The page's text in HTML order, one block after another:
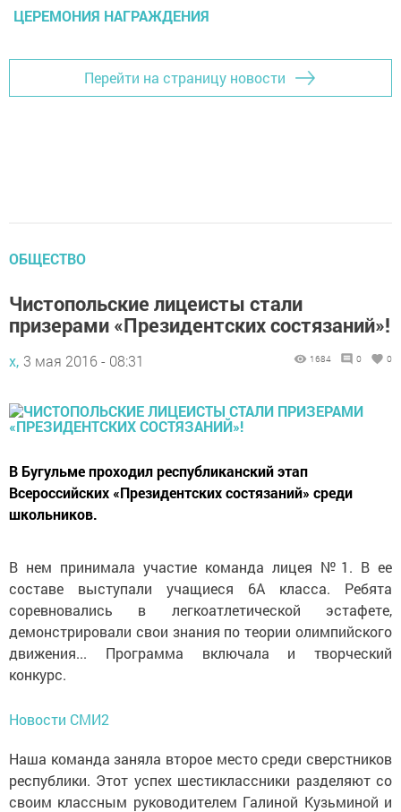
ЦЕРЕМОНИЯ НАГРАЖДЕНИЯ
Перейти на страницу новости
ОБЩЕСТВО
Чистопольские лицеисты стали
призерами «Президентских состязаний»!
х, 3 мая 2016 - 08:31 1684 0 0
В Бугульме проходил республиканский этап
Всероссийских «Президентских состязаний» среди
школьников.
В нем принимала участие команда лицея №1. В ее
составе выступали учащиеся 6А класса. Ребята
соревновались в легкоатлетической эстафете,
демонстрировали свои знания по теории олимпийского
движения... Программа включала и творческий
конкурс.
Новости СМИ2
Наша команда заняла второе место среди сверстников
республики. Этот успех шестиклассники разделяют со
своим классным руководителем Галиной Кузьминой и